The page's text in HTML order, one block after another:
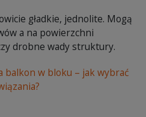
gładkie, jednolite. Mogą
a na powierzchni
drobne wady struktury.
balkon w bloku – jak wybrać